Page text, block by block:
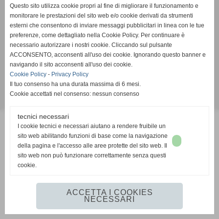
Associazione Sportiva Dilettantistica
VBC AMIS - ADMO VOLL EY
Chiavari-Lavagna (Genova)
C.F 91031920100 - 01406750990
e-mailsegreteria@amis-admo.it
Questo sito utilizza cookie propri al fine di migliorare il funzionamento e
monitorare le prestazioni del sito web e/o cookie derivati da strumenti
esterni che consentono di inviare messaggi pubblicitari in linea con le tue
preferenze, come dettagliato nella Cookie Policy. Per continuare è
necessario autorizzare i nostri cookie. Cliccando sul pulsante
ACCONSENTO, acconsenti all'uso dei cookie. Ignorando questo banner e
navigando il sito acconsenti all'uso dei cookie.
Cookie Policy - Privacy Policy
Il tuo consenso ha una durata massima di 6 mesi.
Cookie accettati nel consenso: nessun consenso
tecnici necessari
I cookie tecnici e necessari aiutano a rendere fruibile un
sito web abilitando funzioni di base come la navigazione
della pagina e l'accesso alle aree protette del sito web. Il
sito web non può funzionare correttamente senza questi
cookie.
ACCETTA I COOKIES
NECESSARI